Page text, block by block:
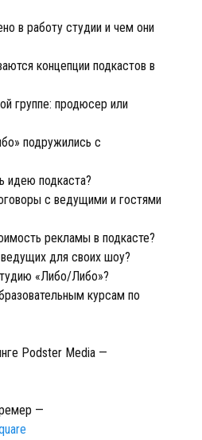
в работу студии и чем они
концепции подкастов в
группе: продюсер или
подружились с
идею подкаста?
с ведущими и гостями
рекламы в подкасте?
для своих шоу?
«Либо/Либо»?
курсам по
Podster Media —
—